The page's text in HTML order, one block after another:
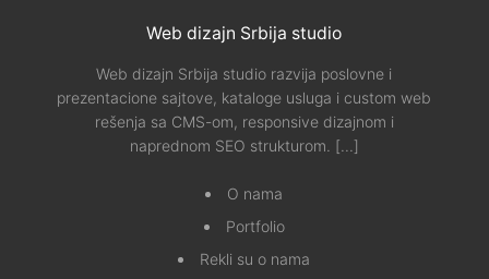
Web dizajn Srbija studio
Web dizajn Srbija studio razvija poslovne i
prezentacione sajtove, kataloge usluga i custom web
rešenja sa CMS-om, responsive dizajnom i
naprednom SEO strukturom. [...]
O nama
Portfolio
Rekli su o nama